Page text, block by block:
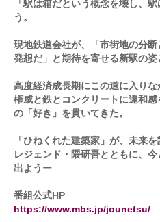
「駅は箱だという概念を壊し、
う。
現地鉄道会社が、「市街地の分
発想だ」と期待を寄せる新駅の姿
高度経済成長期にこの道に入りな
権威と鉄とコンクリートに違和
の「好き」を貫いてきた。
「ひねくれた建築家」が、未来
レジェンド・隈研吾とともに、
出ようー
番組公式HP
https://www.mbs.jp/jounetsu/